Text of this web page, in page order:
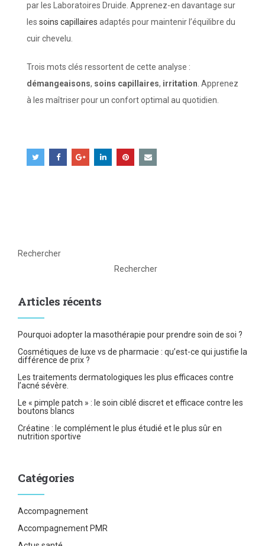
par les Laboratoires Druide. Apprenez-en davantage sur
les soins capillaires adaptés pour maintenir l’équilibre du
cuir chevelu.
Trois mots clés ressortent de cette analyse :
démangeaisons, soins capillaires, irritation . Apprenez
à les maîtriser pour un confort optimal au quotidien.
Rechercher
Rechercher
Articles récents
Pourquoi adopter la masothérapie pour prendre soin de soi ?
Cosmétiques de luxe vs de pharmacie : qu’est-ce qui justifie la
différence de prix ?
Les traitements dermatologiques les plus efficaces contre
l’acné sévère.
Le « pimple patch » : le soin ciblé discret et efficace contre les
boutons blancs
Créatine : le complément le plus étudié et le plus sûr en
nutrition sportive
Catégories
Accompagnement
Accompagnement PMR